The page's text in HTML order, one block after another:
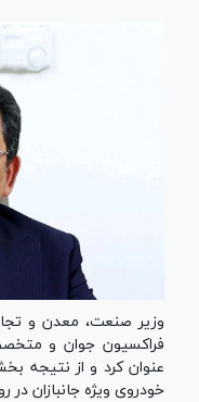
وزیر صنعت، معدن و
فراکسیون جوان و
عنوان کرد و از نتیجه
خودروی ویژه جانبازان در